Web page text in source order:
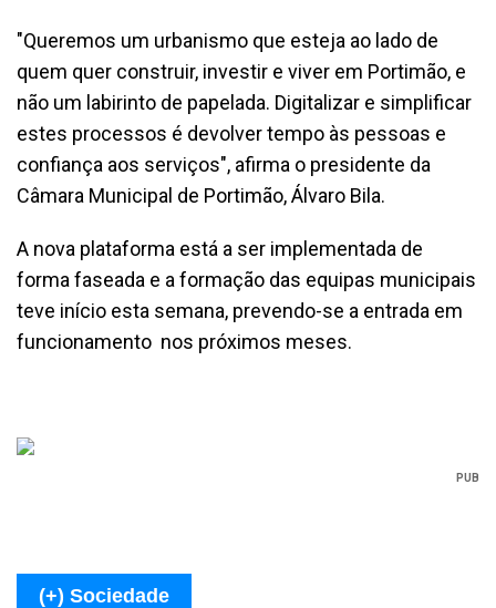
"Queremos um urbanismo que esteja ao lado de
quem quer construir, investir e viver em Portimão, e
não um labirinto de papelada. Digitalizar e simplificar
estes processos é devolver tempo às pessoas e
confiança aos serviços", afirma o presidente da
Câmara Municipal de Portimão, Álvaro Bila.
A nova plataforma está a ser implementada de
forma faseada e a formação das equipas municipais
teve início esta semana, prevendo-se a entrada em
funcionamento nos próximos meses.
PUB
(+) Sociedade